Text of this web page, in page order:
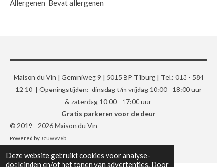
Deze website gebruikt cookies voor analyse-
doeleinden en/of het tonen van advertenties. Door
Allergenen: Bevat allergenen
Maison du Vin | Geminiweg 9 | 5015 BP Tilburg | Tel.: 013 - 584
12 10 | Openingstijden: dinsdag t/m vrijdag 10:00 - 18:00 uur
& zaterdag 10:00 - 17:00 uur
Gratis parkeren voor de deur
© 2019 - 2026 Maison du Vin
Powered by JouwWeb